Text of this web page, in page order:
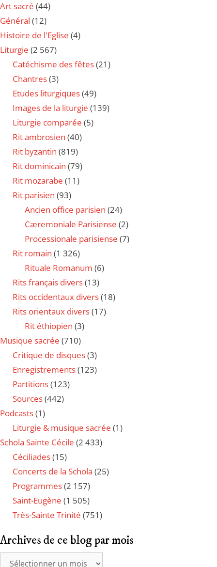
Art sacré (44)
Général (12)
Histoire de l'Eglise (4)
Liturgie (2 567)
Catéchisme des fêtes(21)
Chantres(3)
Etudes liturgiques(49)
Images de la liturgie (139)
Liturgie comparée (5)
Rit ambrosien (40)
Rit byzantin (819)
Rit dominicain (79)
Rit mozarabe (11)
Rit parisien (93)
Ancien office parisien (24)
Cæremoniale Parisiense (2)
Processionale parisiense (7)
Rit romain (1 326)
Rituale Romanum (6)
Rits français divers(13)
Rits occidentaux divers(18)
Rits orientaux divers(17)
Rit éthiopien (3)
Musique sacrée (710)
Critique de disques(3)
Enregistrements(123)
Partitions(123)
Sources(442)
Podcasts(1)
Liturgie & musique sacrée (1)
Schola Sainte Cécile (2 433)
Céciliades(15)
Concerts de la Schola (25)
Programmes(2 157)
Saint-Eugène (1 505)
Très-Sainte Trinité (751)
Archives de ce blog par mois